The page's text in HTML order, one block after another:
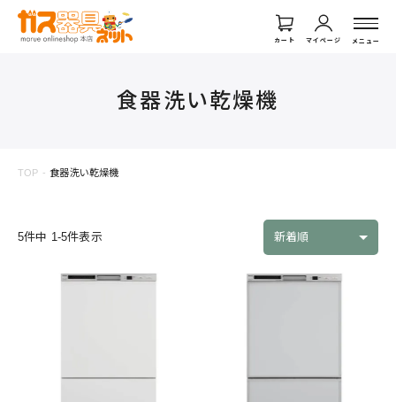
カート マイページ メニュー
食器洗い乾燥機
TOP 食器洗い乾燥機
新着順
5件中 1-5件表示